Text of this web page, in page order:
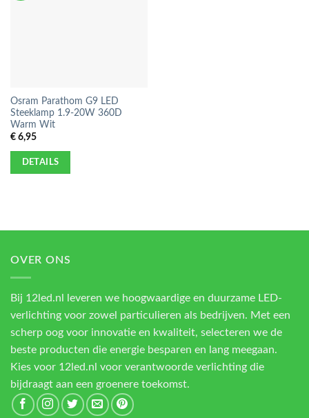
Osram Parathom G9 LED
Steeklamp 1.9-20W 360D
Warm Wit
€6,95
DETAILS
OVER ONS
Bij 12led.nl leveren we hoogwaardige en duurzame LED-
verlichting voor zowel particulieren als bedrijven. Met een
scherp oog voor innovatie en kwaliteit, selecteren we de
beste producten die energie besparen en lang meegaan.
Kies voor 12led.nl voor verantwoorde verlichting die
bijdraagt aan een groenere toekomst.